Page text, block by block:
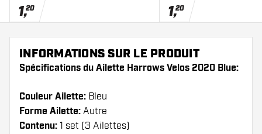
1,20 1,20
INFORMATIONS SUR LE PRODUIT
Spécifications du Ailette Harrows Velos 2020 Blue:
Couleur Ailette: Bleu
Forme Ailette: Autre
Contenu: 1 set (3 Ailettes)